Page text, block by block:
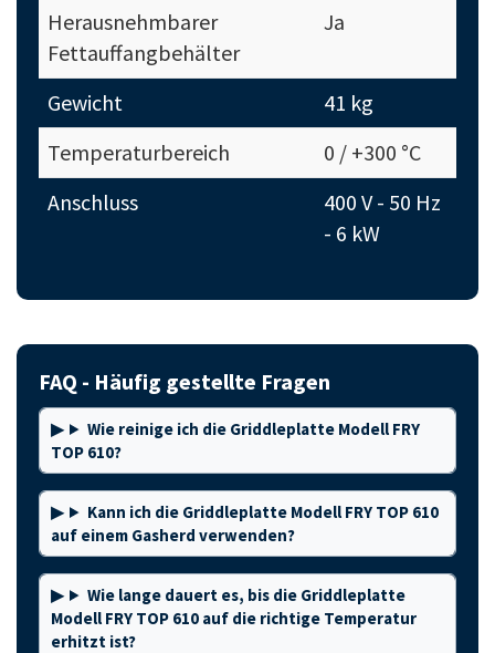
Herausnehmbarer
Fettauffangbehälter
Ja
Gewicht
41 kg
Temperaturbereich
0 / +300 °C
Anschluss
400 V - 50 Hz
- 6 kW
FAQ - Häufig gestellte Fragen
Wie reinige ich die Griddleplatte Modell FRY
TOP 610?
Kann ich die Griddleplatte Modell FRY TOP 610
auf einem Gasherd verwenden?
Wie lange dauert es, bis die Griddleplatte
Modell FRY TOP 610 auf die richtige Temperatur
erhitzt ist?